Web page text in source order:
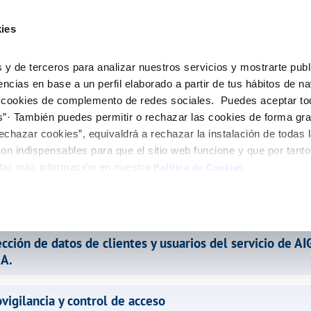
y de terceros para analizar nuestros servicios y mostrarte
en base a un perfil elaborado a partir de tus hábitos de
de complemento de redes sociales. Puedes aceptar
También puedes permitir o rechazar las cookies de forma
cookies”, equivaldrá a rechazar la instalación de todas
indispensables para que el sitio web funcione y que por
más información en nuestra
Política de Cookies
de titular
de suministro
de suministro
MODIFICACIÓN DE DATOS
Actualizar datos bancarios
Actualizar datos de domicilio
Actualizar datos personales
VER TODAS LAS GESTIONES
AL CLIENTE
contacto
interés
obras y afectaciones
COMPROMISO DE SERVICIO
Normativa del servicio
Customer Counsel
del agua
CUIDADOS DEL AGUA
Consejos de ahorro
Depósitos comunitarios
Consejos para evitar averías en
de datos de clientes y usuarios del servicio de
y control de acceso